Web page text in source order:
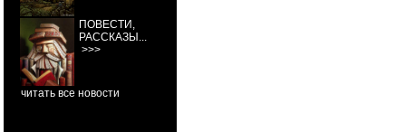
ПОВЕСТИ,
РАССКАЗЫ...
>>>
читать все новости